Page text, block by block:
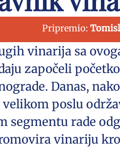
Pripremio:
vinarija sa
započeli
Danas,
poslu
segmentu rade
vinariju